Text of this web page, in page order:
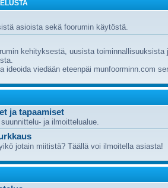
asioista sekä foorumin käytöstä.
kehityksestä, uusista toiminnallisuuksista
ideoida viedään eteenpäi munfoorminn.com
ja tapaamiset
ja ilmoittelualue.
jotain miitistä? Täällä voi ilmoitella asiasta!